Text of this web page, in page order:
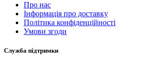
Про нас
Інформація про доставку
Політика конфіденційності
Умови згоди
Служба підтримки